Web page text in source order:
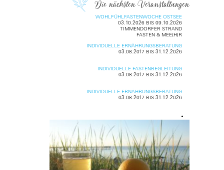
Die nächsten Veranstaltungen
WOHLFÜHLFASTENWOCHE OSTSEE
03.10.2026 BIS 09.10.2026
TIMMENDORFER STRAND
FASTEN & MEE(H)R
INDIVIDUELLE ERNÄHRUNGSBERATUNG
03.08.2017 BIS 31.12.2026
INDIVIDUELLE FASTENBEGLEITUNG
03.08.2017 BIS 31.12.2026
INDIVIDUELLE ERNÄHRUNGSBERATUNG
03.08.2017 BIS 31.12.2026